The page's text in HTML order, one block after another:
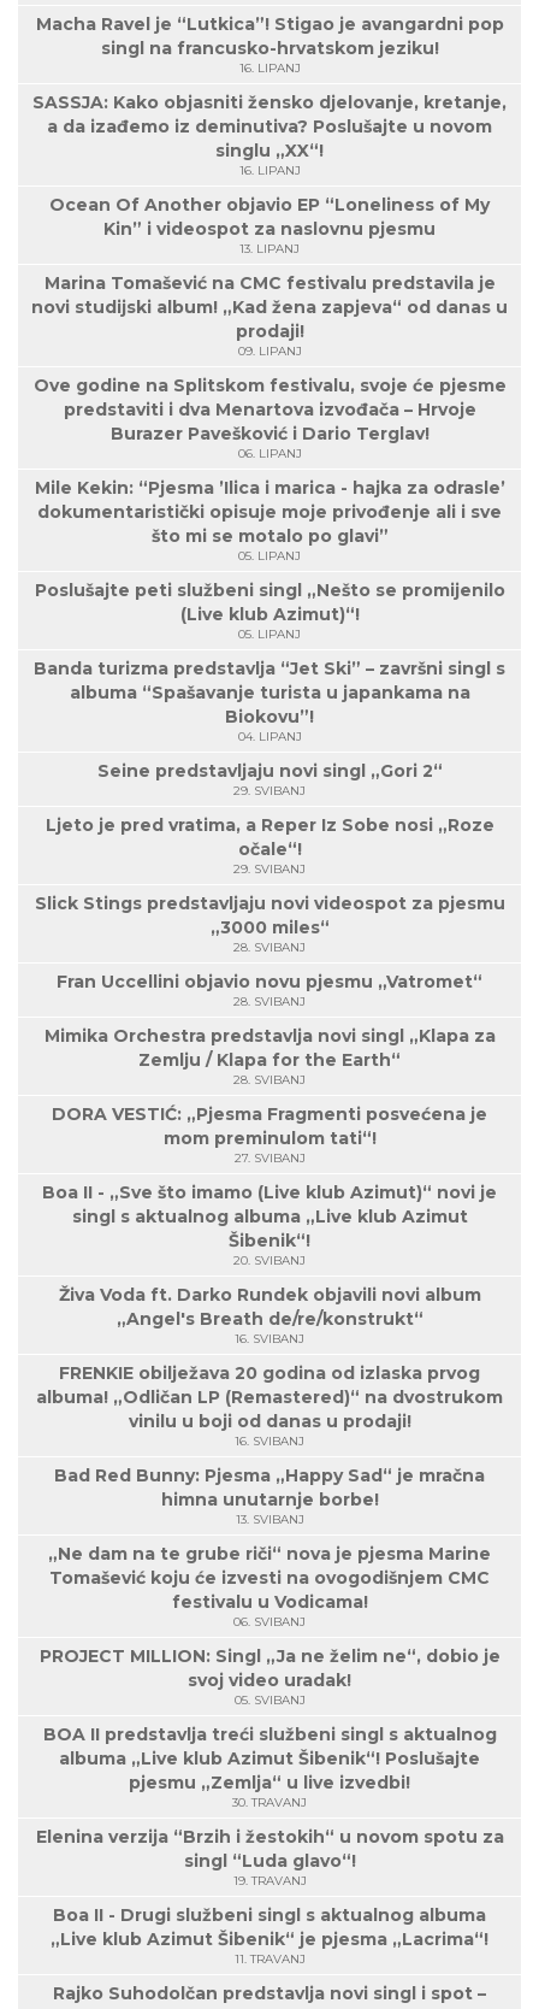
Macha Ravel je “Lutkica”! Stigao je avangardni pop
singl na francusko-hrvatskom jeziku!
16. LIPANJ
SASSJA: Kako objasniti žensko djelovanje, kretanje,
a da izađemo iz deminutiva? Poslušajte u novom
singlu „XX“!
16. LIPANJ
Ocean Of Another objavio EP “Loneliness of My
Kin” i videospot za naslovnu pjesmu
13. LIPANJ
Marina Tomašević na CMC festivalu predstavila je
novi studijski album! „Kad žena zapjeva“ od danas u
prodaji!
09. LIPANJ
Ove godine na Splitskom festivalu, svoje će pjesme
predstaviti i dva Menartova izvođača – Hrvoje
Burazer Pavešković i Dario Terglav!
06. LIPANJ
Mile Kekin: “Pjesma ’Ilica i marica - hajka za odrasle’
dokumentaristički opisuje moje privođenje ali i sve
što mi se motalo po glavi”
05. LIPANJ
Poslušajte peti službeni singl „Nešto se promijenilo
(Live klub Azimut)“!
05. LIPANJ
Banda turizma predstavlja “Jet Ski” – završni singl s
albuma “Spašavanje turista u japankama na
Biokovu”!
04. LIPANJ
Seine predstavljaju novi singl „Gori 2“
29. SVIBANJ
Ljeto je pred vratima, a Reper Iz Sobe nosi „Roze
očale“!
29. SVIBANJ
Slick Stings predstavljaju novi videospot za pjesmu
„3000 miles“
28. SVIBANJ
Fran Uccellini objavio novu pjesmu „Vatromet“
28. SVIBANJ
Mimika Orchestra predstavlja novi singl „Klapa za
Zemlju / Klapa for the Earth“
28. SVIBANJ
DORA VESTIĆ: „Pjesma Fragmenti posvećena je
mom preminulom tati“!
27. SVIBANJ
Boa II - „Sve što imamo (Live klub Azimut)“ novi je
singl s aktualnog albuma „Live klub Azimut
Šibenik“!
20. SVIBANJ
Živa Voda ft. Darko Rundek objavili novi album
„Angel's Breath de/re/konstrukt“
16. SVIBANJ
FRENKIE obilježava 20 godina od izlaska prvog
albuma! „Odličan LP (Remastered)“ na dvostrukom
vinilu u boji od danas u prodaji!
16. SVIBANJ
Bad Red Bunny: Pjesma „Happy Sad“ je mračna
himna unutarnje borbe!
13. SVIBANJ
„Ne dam na te grube riči“ nova je pjesma Marine
Tomašević koju će izvesti na ovogodišnjem CMC
festivalu u Vodicama!
06. SVIBANJ
PROJECT MILLION: Singl „Ja ne želim ne“, dobio je
svoj video uradak!
05. SVIBANJ
BOA II predstavlja treći službeni singl s aktualnog
albuma „Live klub Azimut Šibenik“! Poslušajte
pjesmu „Zemlja“ u live izvedbi!
30. TRAVANJ
Elenina verzija “Brzih i žestokih“ u novom spotu za
singl “Luda glavo“!
19. TRAVANJ
Boa II - Drugi službeni singl s aktualnog albuma
„Live klub Azimut Šibenik“ je pjesma „Lacrima“!
11. TRAVANJ
Rajko Suhodolčan predstavlja novi singl i spot –